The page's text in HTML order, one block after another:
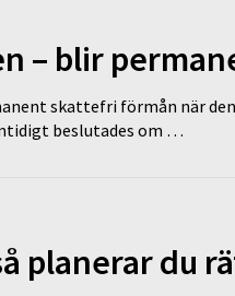
– blir
skattefri förmån när
beslutades om …
planerar du